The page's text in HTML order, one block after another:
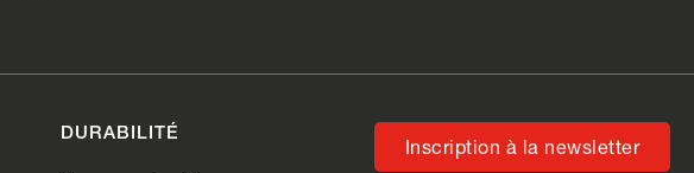
DURABILITÉ
Inscription à la newsletter